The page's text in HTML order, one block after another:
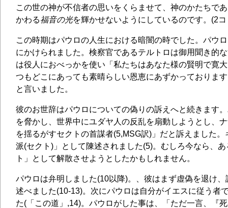
この世の神が不信者の思いをくらませて、神のかたちで
かわる福音の光を輝かせないようにしているのです。(2
この時期はパウロの人生における暗闇の時でした。パウ
にかけられました。検察官であるテルトロは御用聞き的
は役人におべっかを使い「私たちはあなた様の賢明で寛
つもどこにあっても素晴らしい恩恵にあずかっておりま
と言いました。
彼のお世辞はパウロについての偽りの訴えへと続きます
を脅かし、世界中にユダヤ人の反乱を扇動しようとし、
を揺るがすセクトの首謀者(5,MSG訳)」だと訴えました
派(セクト)」として陳述されました(5)。むしろ今なら、
ト」として解散させようとしたかもしれません。
パウロは弁明しました(10以降)。、彼はまず虚偽を退け
述べました(10-13)。次にパウロは自分がイエスに従う者
た(「この道」,14)。パウロがした事は、「ただ一言、『